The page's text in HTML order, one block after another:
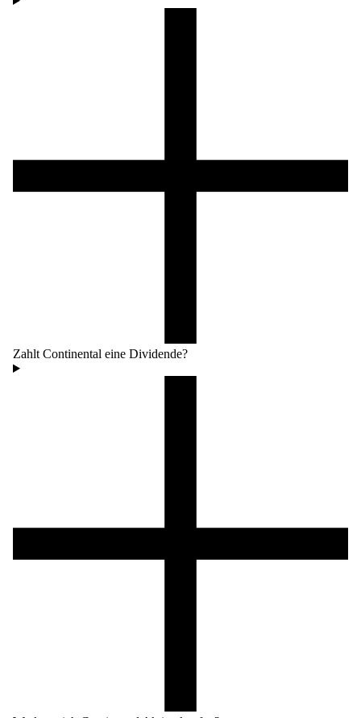
Zahlt Continental eine Dividende?